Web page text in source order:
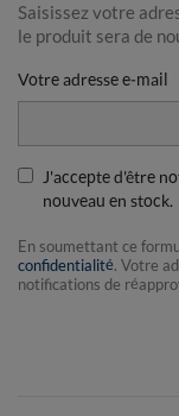
Saisissez votre
le produit sera de
Votre adresse e-mail
J'accepte d'être
nouveau en stock.
En soumettant ce
confidentialité. Votre
notifications de